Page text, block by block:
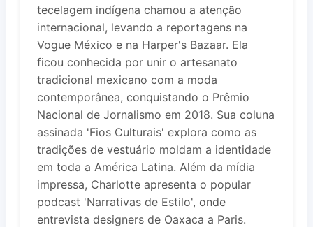
tecelagem indígena chamou a atenção
internacional, levando a reportagens na
Vogue México e na Harper's Bazaar. Ela
ficou conhecida por unir o artesanato
tradicional mexicano com a moda
contemporânea, conquistando o Prêmio
Nacional de Jornalismo em 2018. Sua coluna
assinada 'Fios Culturais' explora como as
tradições de vestuário moldam a identidade
em toda a América Latina. Além da mídia
impressa, Charlotte apresenta o popular
podcast 'Narrativas de Estilo', onde
entrevista designers de Oaxaca a Paris.